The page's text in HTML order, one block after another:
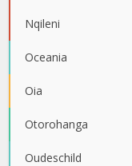
Nqileni
Oceania
Oia
Otorohanga
Oudeschild